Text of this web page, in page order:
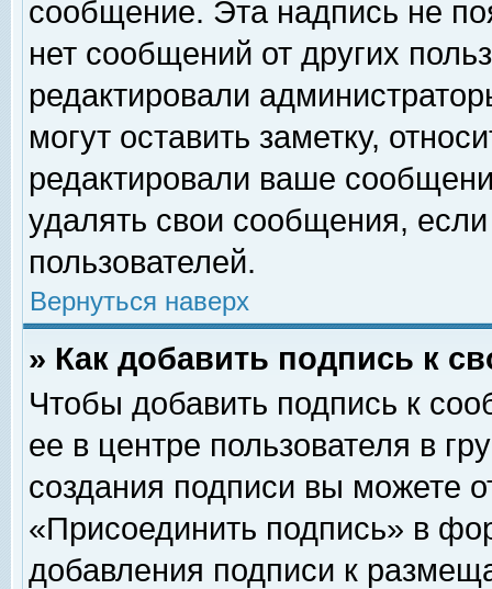
сообщение. Эта надпись не
нет сообщений от других
редактировали
могут оставить заметку,
редактировали ваше
удалять свои сообщения,
пользователей.
Вернуться наверх
» Как добавить подпись к
Чтобы добавить подпись к
ее в центре пользователя в
создания подписи вы можете
«Присоединить подпись» в
добавления подписи к